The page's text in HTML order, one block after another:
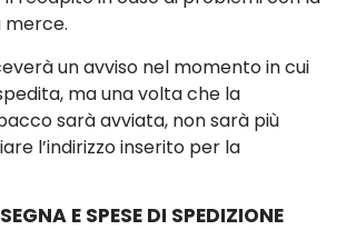
merce.
un avviso nel momento in cui
ma una volta che la
sarà avviata, non sarà più
l’indirizzo inserito per la
E SPESE DI SPEDIZIONE